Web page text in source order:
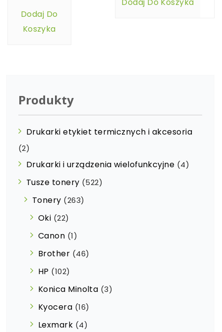
Dodaj Do
Koszyka
Produkty
Drukarki etykiet termicznych i akcesoria
(2)
Drukarki i urządzenia wielofunkcyjne (4)
Tusze tonery (522)
Tonery (263)
Oki (22)
Canon (1)
Brother (46)
HP (102)
Konica Minolta (3)
Kyocera (16)
Lexmark (4)